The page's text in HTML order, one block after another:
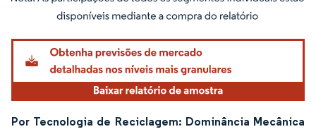
Imagem © Mordor Intelligence. O reuso requer atribuição conforme CC BY 4.0.
Por Tecnologia de Reciclagem: Dominância Mecânica